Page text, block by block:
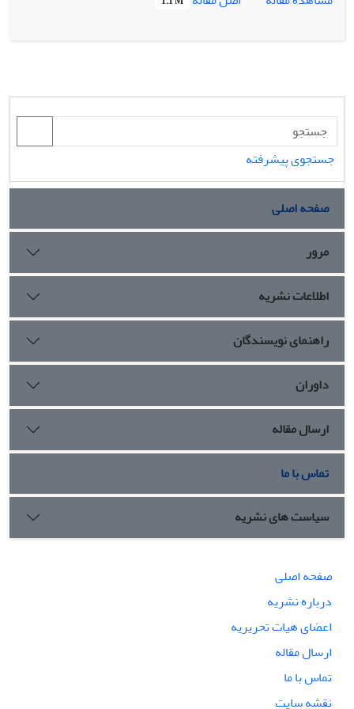
1384 خورشیدی و در جریان یک برنامه ساماندهی و مستندنگاری
جستجوی پیشرفته
صفحه اصلی
مرور
اطلاعات نشریه
راهنمای نویسندگان
داوران
ارسال مقاله
تماس با ما
سیاست های نشریه
صفحه اصلی
درباره نشریه
اعضای هیات تحریریه
ارسال مقاله
تماس با ما
نقشه سایت